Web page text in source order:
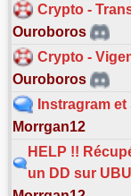
Crypto -
Ouroboros
Crypto -
Ouroboros
Instragram
Morrgan12
HELP !!
un DD sur